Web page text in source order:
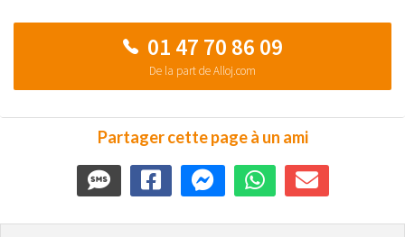
01 47 70 86 09
De la part de Alloj.com
Partager cette page à un ami